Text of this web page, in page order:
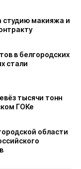
студию макияжа и
в белгородских
стали
тысячи тонн
ГОКе
области